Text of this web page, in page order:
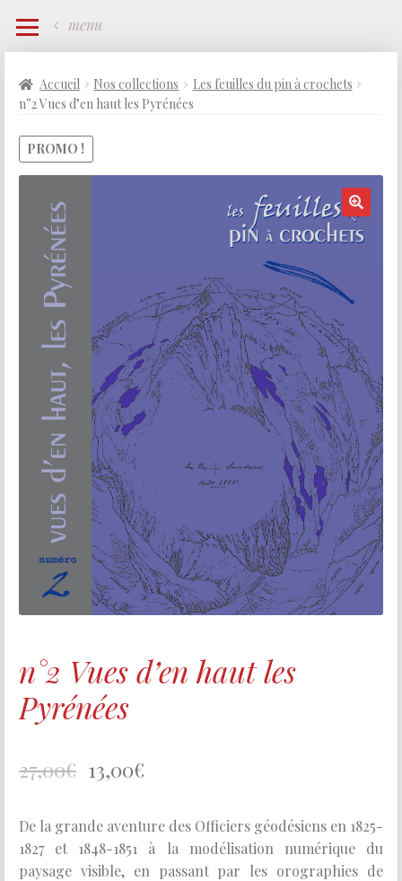
menu
Accueil Nos collections
Les feuilles du pin à crochets
n°2 Vues d’en haut les Pyrénées
PROMO !
n°2 Vues d’en haut les
Pyrénées
27,00€ 13,00€
De la grande aventure des Officiers géodésiens en 1825-
1827 et 1848-1851 à la modélisation numérique du
paysage visible, en passant par les orographies de